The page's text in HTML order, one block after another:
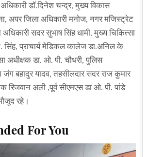
डॉ.दिनेश चन्द्र, मुख्य विकास
अपर जिला अधिकारी मनोज, नगर मजिस्ट्रेट
अधिकारी सदर सुभाष सिंह धामी, मुख्य चिकित्सा
सिंह, प्राचार्य मेडिकल कालेज डा.अनिल के
अधीक्षक डा. ओ. पी. चौधरी, पुलिस
जंग बहादुर यादव, तहसीलदार सदर राज कुमार
रिजवान अली ,पूर्व सीएमएस डा ओ. पी. पांडे
रहे।
For You